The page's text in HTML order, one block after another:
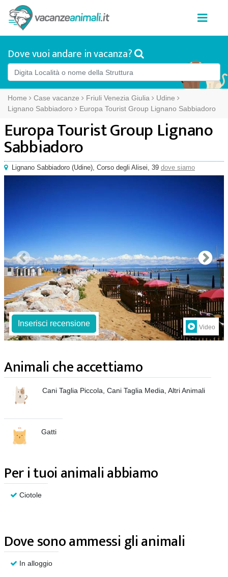
Dove vuoi andare in vacanza?
Home Case vacanze Friuli Venezia Giulia
Udine
Lignano Sabbiadoro
Europa Tourist Group Lignano Sabbiadoro
Europa Tourist Group Lignano
Sabbiadoro
Lignano Sabbiadoro (Udine), Corso degli Alisei, 39 dove siamo
Inserisci recensione Video
Animali che accettiamo
Cani Taglia Piccola, Cani Taglia Media, Altri Animali
Gatti
Per i tuoi animali abbiamo
Ciotole
Dove sono ammessi gli animali
In alloggio